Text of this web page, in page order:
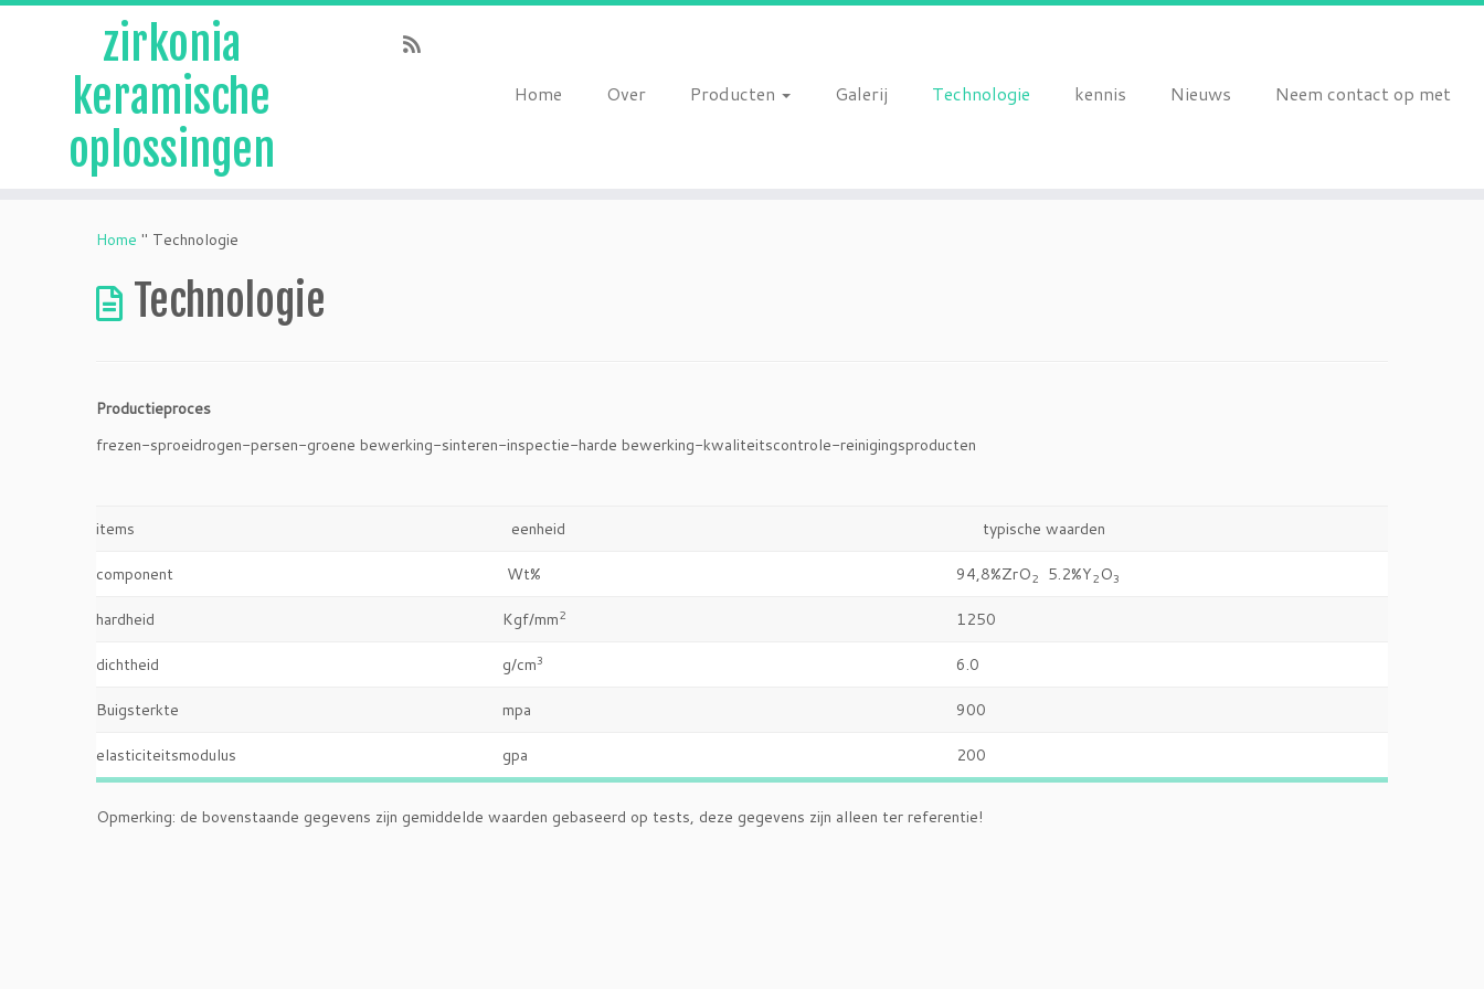
zirkonia
keramische
oplossingen
Home Over Producten Galerij Technologie kennis Nieuws Neem contact op met
Home " Technologie
Technologie
Productieproces
frezen-sproeidrogen-persen-groene bewerking-sinteren-inspectie-harde bewerking-kwaliteitscontrole-reinigingsproducten
items eenheid typische waarden
component Wt% 94,8%ZrO2 5.2%Y2 O3
hardheid Kgf/mm2 1250
dichtheid g/cm3 6.0
Buigsterkte mpa 900
elasticiteitsmodulus gpa 200
Opmerking: de bovenstaande gegevens zijn gemiddelde waarden gebaseerd op tests, deze gegevens zijn alleen ter referentie!